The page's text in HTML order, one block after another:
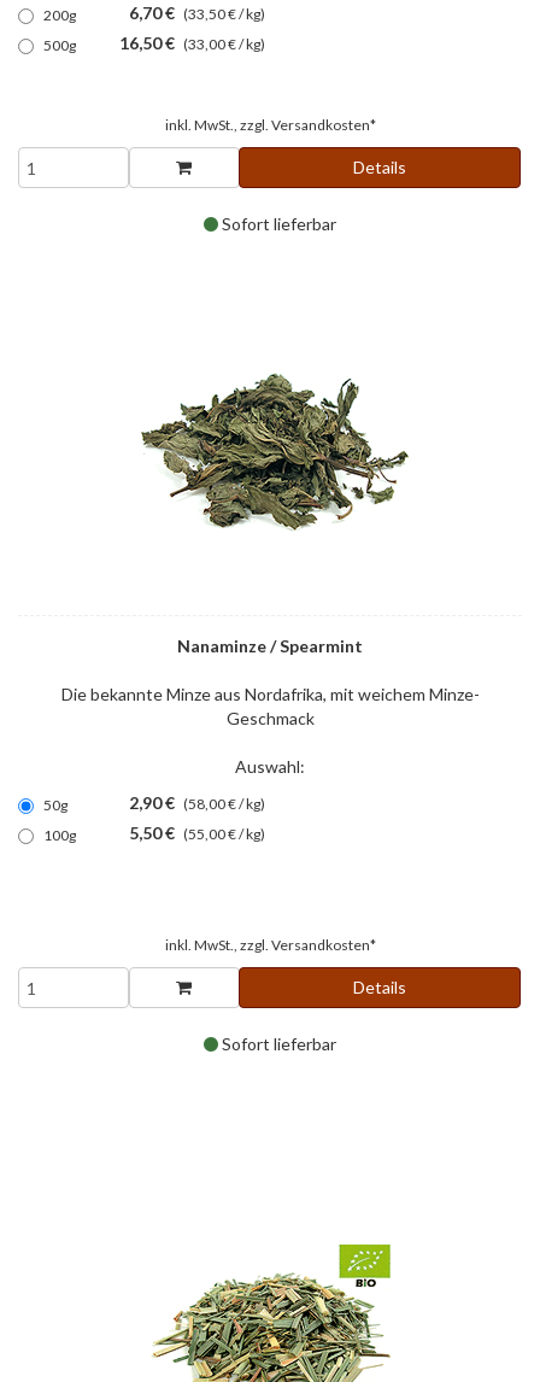
200g
6,70 € (33,50 € / kg)
500g
16,50 € (33,00 € / kg)
inkl. MwSt., zzgl. Versandkosten*
Details
Sofort lieferbar
Nanaminze / Spearmint
Die bekannte Minze aus Nordafrika, mit weichem Minze-
Geschmack
Auswahl:
50g 2,90 € (58,00 € / kg)
100g
5,50 € (55,00 € / kg)
inkl. MwSt., zzgl. Versandkosten*
Details
Sofort lieferbar